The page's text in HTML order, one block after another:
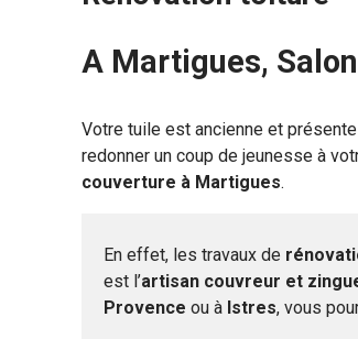
A Martigues,
Votre tuile est ancienne et
redonner un coup de jeunesse à
couverture à Martigues.
En effet, les travaux de
est l’artisan couvreur et
Provence ou à Istres, vous